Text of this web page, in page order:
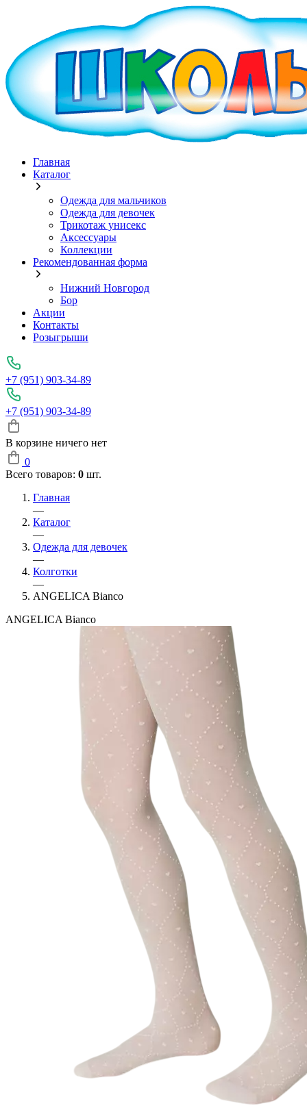
Главная
Каталог
Одежда для мальчиков
Одежда для девочек
Трикотаж унисекс
Аксессуары
Коллекции
Рекомендованная форма
Нижний Новгород
Бор
Акции
Контакты
Розыгрыши
+7 (951) 903-34-89
+7 (951) 903-34-89
В корзине ничего нет
0
Всего товаров: 0 шт.
Главная
—
Каталог
—
Одежда для девочек
—
Колготки
—
ANGELICA Bianco
ANGELICA Bianco